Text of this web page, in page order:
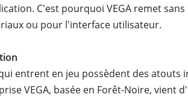
C'est pourquoi VEGA remet
ou pour l'interface utilisateur.
entrent en jeu possèdent des
VEGA, basée en Forêt-Noire, vient